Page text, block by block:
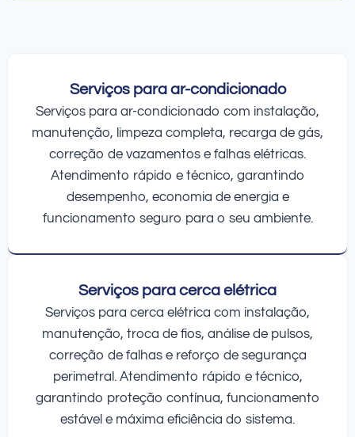
Serviços para ar-condicionado
Serviços para ar-condicionado com instalação,
manutenção, limpeza completa, recarga de gás,
correção de vazamentos e falhas elétricas.
Atendimento rápido e técnico, garantindo
desempenho, economia de energia e
funcionamento seguro para o seu ambiente.
Serviços para cerca elétrica
Serviços para cerca elétrica com instalação,
manutenção, troca de fios, análise de pulsos,
correção de falhas e reforço de segurança
perimetral. Atendimento rápido e técnico,
garantindo proteção contínua, funcionamento
estável e máxima eficiência do sistema.